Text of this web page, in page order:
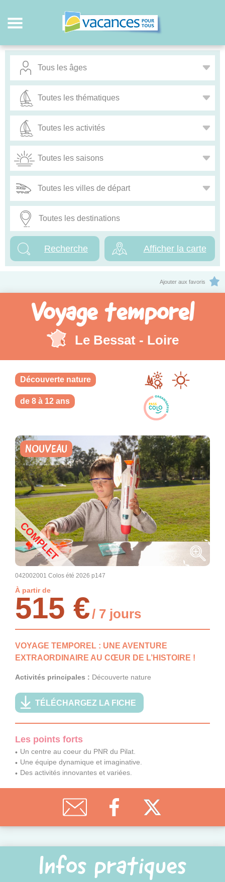
Afficher la carte
Ajouter aux favoris
Voyage temporel
Le Bessat - Loire
Découverte nature
de 8 à 12 ans
NOUVEAU
COMPLET
042002001 Colos été 2026 p147
À partir de
515 €/ 7 jours
VOYAGE TEMPOREL : UNE AVENTURE
EXTRAORDINAIRE AU CŒUR DE L’HISTOIRE !
Activités principales : Découverte nature
TÉLÉCHARGEZ LA FICHE
Les points forts
Un centre au coeur du PNR du Pilat.
Une équipe dynamique et imaginative.
Des activités innovantes et variées.
Infos pratiques